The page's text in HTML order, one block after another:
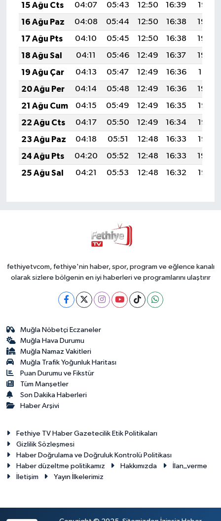
15 Ağu Cts
04:07 05:43 12:50 16:39
19:47
16 Ağu Paz
04:08 05:44 12:50 16:38
19:45
17 Ağu Pts
04:10 05:45 12:50 16:38
19:44
18 Ağu Sal
04:11 05:46 12:49 16:37
19:43
19 Ağu Çar
04:13 05:47 12:49 16:36
19:41
20 Ağu Per
04:14 05:48 12:49 16:36
19:40
21 Ağu Cum
04:15 05:49 12:49 16:35
19:38
22 Ağu Cts
04:17 05:50 12:49 16:34
19:37
23 Ağu Paz
04:18 05:51 12:48 16:33
19:35
24 Ağu Pts
04:20 05:52 12:48 16:33
19:34
25 Ağu Sal
04:21 05:53 12:48 16:32 19:32
fethiyetvcom, fethiye'nin haber, spor, program ve eğlence kanalı
olarak sizlere bölgenin en iyi haberleri ve programlarını ulaştırır
Muğla Nöbetçi Eczaneler
Muğla Hava Durumu
Muğla Namaz Vakitleri
Muğla Trafik Yoğunluk Haritası
Puan Durumu ve Fikstür
Tüm Manşetler
Son Dakika Haberleri
Haber Arşivi
Fethiye TV Haber Gazetecilik Etik Politikaları
Gizlilik Sözleşmesi
Haber Doğrulama ve Doğruluk Kontrolü Politikası
Haber düzeltme politikamız
Hakkımızda
İlan_verme
İletişim
Yayın İlkelerimiz